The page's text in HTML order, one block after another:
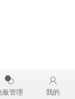
板管理 我的